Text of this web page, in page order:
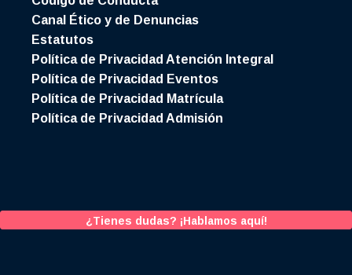
Canal Ético y de Denuncias
Estatutos
Política de Privacidad Atención Integral
Política de Privacidad Eventos
Política de Privacidad Matrícula
Política de Privacidad Admisión
¿Tienes dudas? ¡Hablamos aquí!